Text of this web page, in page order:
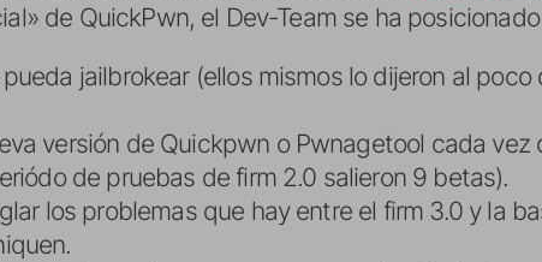
de QuickPwn, el Dev-Team se ha
jailbrokear (ellos mismos lo dijeron al poco
versión de Quickpwn o Pwnagetool cada vez
de pruebas de firm 2.0 salieron 9 betas).
los problemas que hay entre el firm 3.0 y la